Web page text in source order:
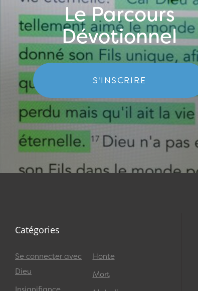
Le Parcours
Dévotionnel
S'INSCRIRE
Catégories
Se connecter avec
Dieu
Honte
Mort